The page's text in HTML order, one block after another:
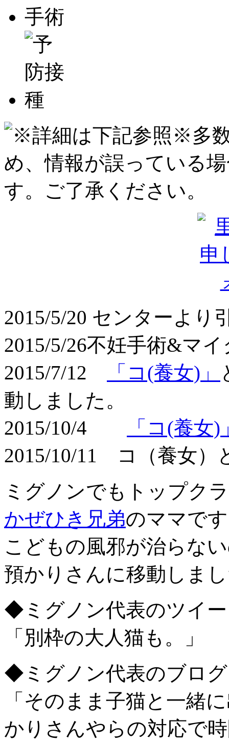
2015/5/20 センターより
2015/5/26不妊手術&マ
2015/7/12
「コ(養女)」
動しました。
2015/10/4
「コ(養女)
2015/10/11 コ（養女）
ミグノンでもトップク
かぜひき兄弟のママで
こどもの風邪が治らな
預かりさんに移動しま
◆ミグノン代表のツイ
「別枠の大人猫も。」
◆ミグノン代表のブロ
「そのまま子猫と一緒
かりさんやらの対応で